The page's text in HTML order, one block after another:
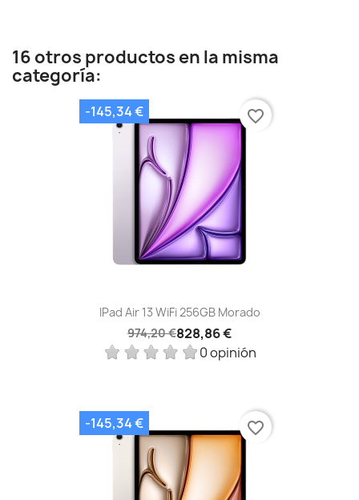
16 otros productos en la misma
categoría:
IPad Air 13 WiFi 256GB Morado
974,20 €828,86 €
0 opinión
-145,34 € favorite_border
-145,34 € favorite_border